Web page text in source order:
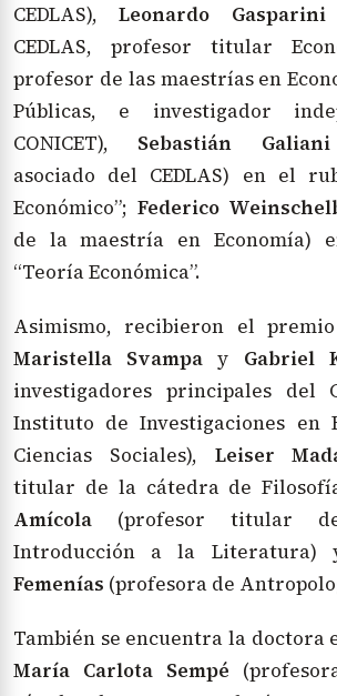
CEDLAS),Leonardo Gasparini
CEDLAS, profesor titular
profesor de las maestrías en
Públicas, e investigador
CONICET), Sebastián Galiani
asociado del CEDLAS) en el
Económico”; Federico
de la maestría en Economía)
“Teoría Económica”.
Asimismo, recibieron el
Maristella Svampa y Gabriel
investigadores principales del
Instituto de Investigaciones en
Ciencias Sociales), Leiser
titular de la cátedra de
Amícola (profesor titular
Introducción a la Literatura)
Femenías (profesora de
También se encuentra la doctora
María Carlota Sempé